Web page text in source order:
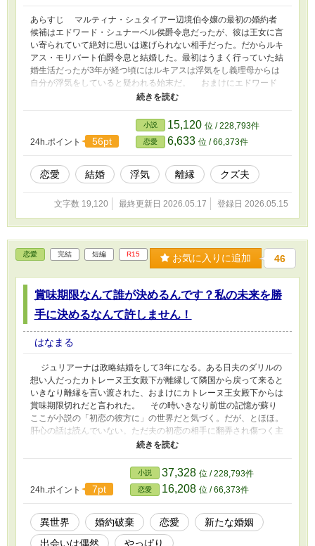
が‥ ディアナの母や父を陥れた事実やブガリア国との関係も絡
み合って果たしてアルドラーゼ国の未来は？ディアナはどうする？
完全妄想異世界のお話です。誤字脱字申しわけありません。他の
サイトに投稿予定です。応援もいただけるとすごく励みになりま
す。最後までよろしくお願いします。
あらすじ マルティナ・シュタイアー辺境伯令嬢の最初の婚約者
候補はエドワード・シュナーベル侯爵令息だったが、彼は王女に言
い寄られていて絶対に思いは遂げられない相手だった。だからルキ
アス・モリバート伯爵令息と結婚した。最初はうまく行っていた結
婚生活だったが3年が経つ頃にはルキアスは浮気をし義理母からは
自分が浮気をしていると疑われる始末だ。 おまけにエドワード
がなぜかモリバート家に監査役としてやって来た。 エドワード
はマルティナに日々行われる義理母の嫌がらせやルキアスの冷たい
態度を目の当たりにして行く。 ずっと好きだった彼女が離縁を
決意した時エドワードは再びマルティナへの思いを口にしていた。
あなたに結婚を申し込んでもいいと言う事ですか？と…冗談だと
思った。 すれ違いの思いがやっと交わったら‥ 異世界創作話
です。他のサイトにも投稿しています。 誤字脱字ご不快な表現
がありましたら申しわけありません。 最期まで読んでいただけ
るとすごくうれしいです、評価もいただけるとさらにうれしいで
す。よろしくお願いします。
24h.ポイント 56pt
小説 15,120 位 / 228,793件
恋愛 6,633 位 / 66,373件
恋愛 結婚 浮気 離縁 クズ夫
文字数 19,120 最終更新日 2026.05.17 登録日 2026.05.15
恋愛 完結 短編 R15 お気に入りに追加 46
賞味期限なんて誰が決めるんです？私の未来を勝
手に決めるなんて許しません！
はなまる
ジュリアーナは政略結婚をして3年になる。ある日夫のダリルの
想い人だったカトレーヌ王女殿下が離縁して隣国から戻って来ると
いきなり離縁を言い渡された、おまけにカトレーヌ王女殿下からは
賞味期限切れだと言われた。 その時いきなり前世の記憶が蘇り
ここが小説の「初恋の彼方に」の世界だと気づく。だが、とほほ。
肝心の話は読んでいない。ただ夫の初恋の相手に翻弄され傷つく主
人公の話だったとしか。でも、前世の記憶から王族の言いなりにな
んかとカトレーヌ王女殿下に言い返してやった。がそれが裏目に出
て今度は辺境伯の所に嫁ぐことになった。でも、王都にいるよりは
と新たに気持ちを切り替えて向かった辺境領。そこでも酷い仕打ち
を受けて、その先で出会ったのは‥‥ 完全な妄想異世界の話で
す。他のサイトにも投稿します。誤字脱字あると思います。どうか
最後までお見捨てなきようよろしくお願いします。
24h.ポイント 7pt
小説 37,328 位 / 228,793件
恋愛 16,208 位 / 66,373件
異世界 婚約破棄 恋愛
新たな婚姻
出会いは偶然
やっぱり